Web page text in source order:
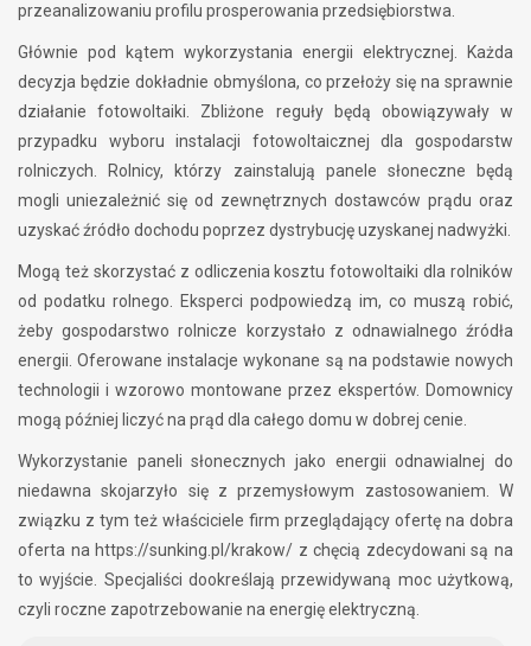
przeanalizowaniu profilu prosperowania przedsiębiorstwa.
Głównie pod kątem wykorzystania energii elektrycznej. Każda
decyzja będzie dokładnie obmyślona, co przełoży się na sprawnie
działanie fotowoltaiki. Zbliżone reguły będą obowiązywały w
przypadku wyboru instalacji fotowoltaicznej dla gospodarstw
rolniczych. Rolnicy, którzy zainstalują panele słoneczne będą
mogli uniezależnić się od zewnętrznych dostawców prądu oraz
uzyskać źródło dochodu poprzez dystrybucję uzyskanej nadwyżki.
Mogą też skorzystać z odliczenia kosztu fotowoltaiki dla rolników
od podatku rolnego. Eksperci podpowiedzą im, co muszą robić,
żeby gospodarstwo rolnicze korzystało z odnawialnego źródła
energii. Oferowane instalacje wykonane są na podstawie nowych
technologii i wzorowo montowane przez ekspertów. Domownicy
mogą później liczyć na prąd dla całego domu w dobrej cenie.
Wykorzystanie paneli słonecznych jako energii odnawialnej do
niedawna skojarzyło się z przemysłowym zastosowaniem. W
związku z tym też właściciele firm przeglądający ofertę na dobra
oferta na https://sunking.pl/krakow/ z chęcią zdecydowani są na
to wyjście. Specjaliści dookreślają przewidywaną moc użytkową,
czyli roczne zapotrzebowanie na energię elektryczną.